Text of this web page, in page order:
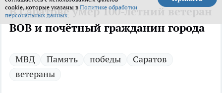
cookie, которые указаны в Политике обработки
персональных данных.
В Саратове умер 100-летний ветеран
ВОВ и почётный гражданин города
МВД Память победы
Саратов
ветераны